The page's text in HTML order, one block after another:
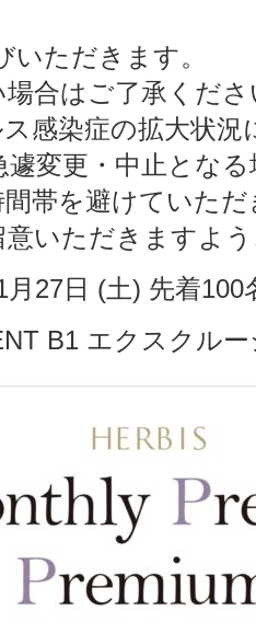
ただきます。
合はご了承くださ
感染症の拡大状況
変更・中止とな
帯を避けていた
意いただきますよ
月27日 (土) 先着100
B1 エクスクル